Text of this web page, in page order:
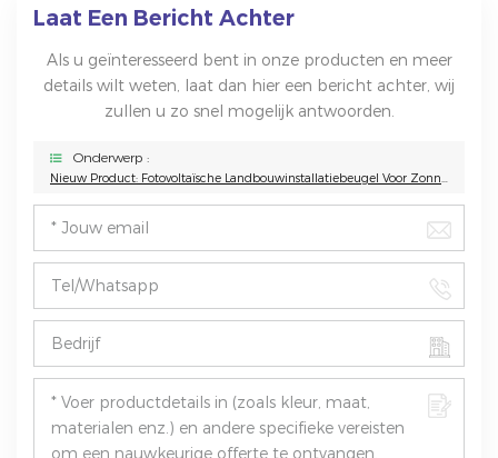
Laat Een Bericht Achter
Als u geïnteresseerd bent in onze producten en meer
details wilt weten, laat dan hier een bericht achter, wij
zullen u zo snel mogelijk antwoorden.
Onderwerp :
Nieuw Product: Fotovoltaïsche Landbouwinstallatiebeugel Voor Zonnepark